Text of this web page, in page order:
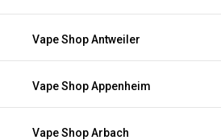
Vape Shop Antweiler
Vape Shop Appenheim
Vape Shop Arbach